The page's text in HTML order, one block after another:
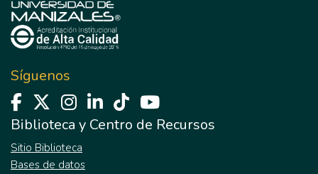
Síguenos
Biblioteca y Centro de Recursos
Sitio Biblioteca
Bases de datos